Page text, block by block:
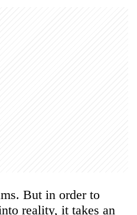
But in order to
reality, it takes an